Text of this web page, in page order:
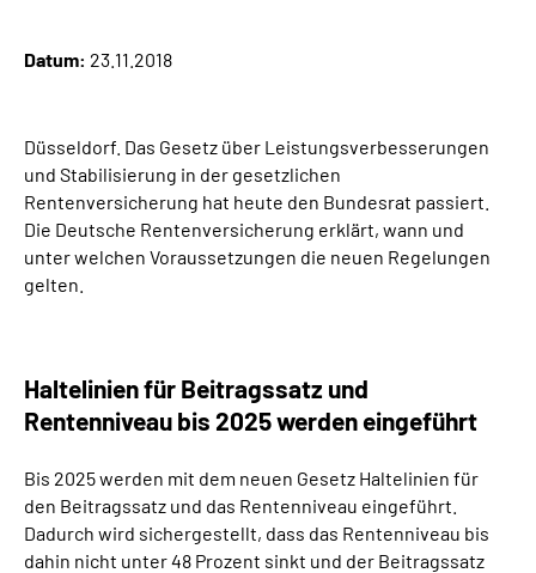
Presse
Inhalte in Gebärdensprache (DGS)
Mein Kundenportal
Datum: 23.11.2018
Düsseldorf. Das Gesetz über Leistungsverbesserungen
und Stabilisierung in der gesetzlichen
Rentenversicherung hat heute den Bundesrat passiert.
Die Deutsche Rentenversicherung erklärt, wann und
unter welchen Voraussetzungen die neuen Regelungen
gelten.
Haltelinien für Beitragssatz und
Rentenniveau bis 2025 werden eingeführt
Bis 2025 werden mit dem neuen Gesetz Haltelinien für
den Beitragssatz und das Rentenniveau eingeführt.
Dadurch wird sichergestellt, dass das Rentenniveau bis
dahin nicht unter 48 Prozent sinkt und der Beitragssatz